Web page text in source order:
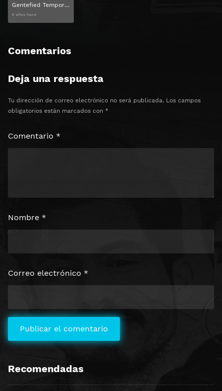
Gentefied Temporada 1 Capitulo 10
6 años hace
Comentarios
Deja una respuesta
Tu dirección de correo electrónico no será publicada. Los campos
obligatorios están marcados con *
Comentario *
Nombre *
Correo electrónico *
Recomendadas